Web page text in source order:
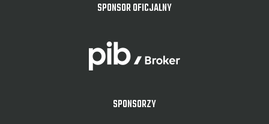
SPONSOR OFICJALNY
SPONSORZY